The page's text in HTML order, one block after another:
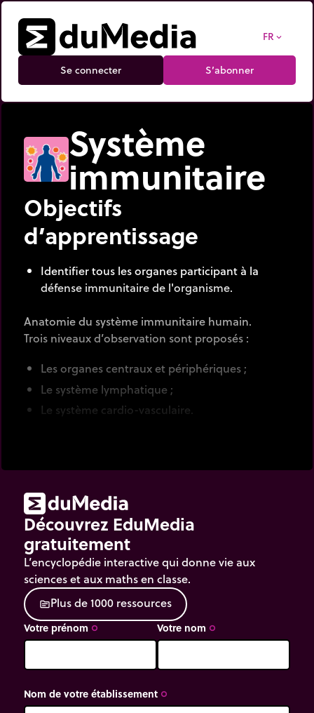
FR expand_more
Se connecter S’abonner
Système
immunitaire
Objectifs
d’apprentissage
Identifier tous les organes participant à la
défense immunitaire de l'organisme.
Anatomie du système immunitaire humain.
Trois niveaux d’observation sont proposés :
Les organes centraux et périphériques ;
Le système lymphatique ;
Le système cardio-vasculaire.
Découvrez EduMedia
gratuitement
L’encyclopédie interactive qui donne vie aux
sciences et aux maths en classe.
sourcePlusde1000 ressources
Votre prénom trip_origin Votre nom trip_origin
Nom de votre établissement trip_origin